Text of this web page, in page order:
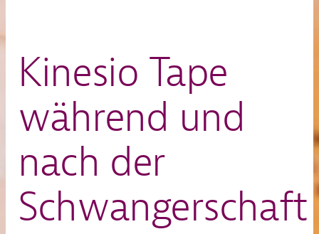
Kinesio Tape
während und
nach der
Schwangerschaft